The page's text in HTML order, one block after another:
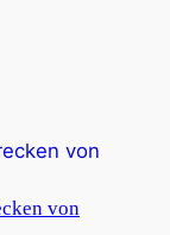
von